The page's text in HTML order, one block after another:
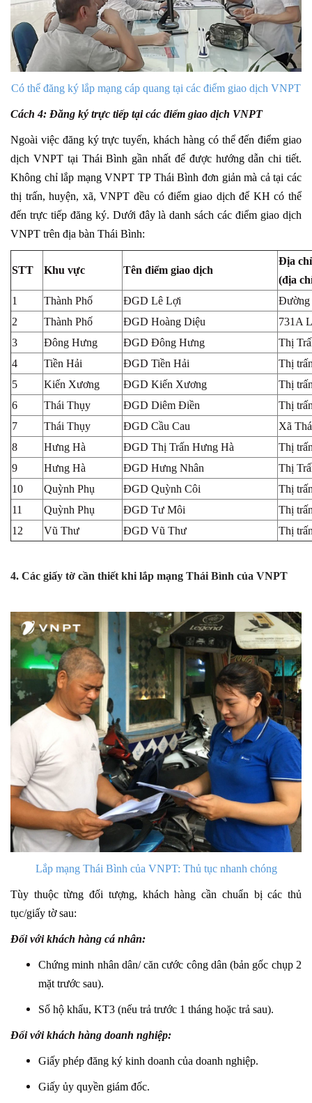
Có thể đăng ký lắp mạng cáp quang tại các điểm giao dịch VNPT
Cách 4: Đăng ký trực tiếp tại các điểm giao dịch VNPT
Ngoài việc đăng ký trực tuyến, khách hàng có thể đến điểm giao
dịch VNPT tại Thái Bình gần nhất để được hướng dẫn chi tiết.
Không chỉ lắp mạng VNPT TP Thái Bình đơn giản mà cả tại các
thị trấn, huyện, xã, VNPT đều có điểm giao dịch để KH có thể
đến trực tiếp đăng ký. Dưới đây là danh sách các điểm giao dịch
VNPT trên địa bàn Thái Bình:
STT Khu vực Tên điểm giao dịch
Địa chỉ
(địa
1
Thành Phố ĐGD Lê Lợi
Đường
2
Thành Phố ĐGD Hoàng Diệu
731A
3
Đông Hưng ĐGD Đông Hưng
Thị
4
Tiền Hải ĐGD Tiền Hải
Thị
5
Kiến Xương ĐGD Kiến Xương
Thị
6
Thái Thụy ĐGD Diêm Điền
Thị
7
Thái Thụy ĐGD Cầu Cau
Xã
8
Hưng Hà ĐGD Thị Trấn Hưng Hà
Thị
9
Hưng Hà ĐGD Hưng Nhân
Thị
10
Quỳnh Phụ ĐGD Quỳnh Côi
Thị
11
Quỳnh Phụ ĐGD Tư Môi
Thị
12
Vũ Thư ĐGD Vũ Thư Thị
4. Các giấy tờ cần thiết khi lắp mạng Thái Bình của VNPT
Lắp mạng Thái Bình của VNPT: Thủ tục nhanh chóng
Tùy thuộc từng đối tượng, khách hàng cần chuẩn bị các thủ
tục/giấy tờ sau:
Đối với khách hàng cá nhân:
Chứng minh nhân dân/ căn cước công dân (bản gốc chụp 2
mặt trước sau).
Sổ hộ khẩu, KT3 (nếu trả trước 1 tháng hoặc trả sau).
Đối với khách hàng doanh nghiệp:
Giấy phép đăng ký kinh doanh của doanh nghiệp.
Giấy ủy quyền giám đốc.